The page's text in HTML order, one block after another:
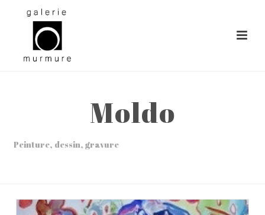
Moldo
Peinture, dessin, gravure